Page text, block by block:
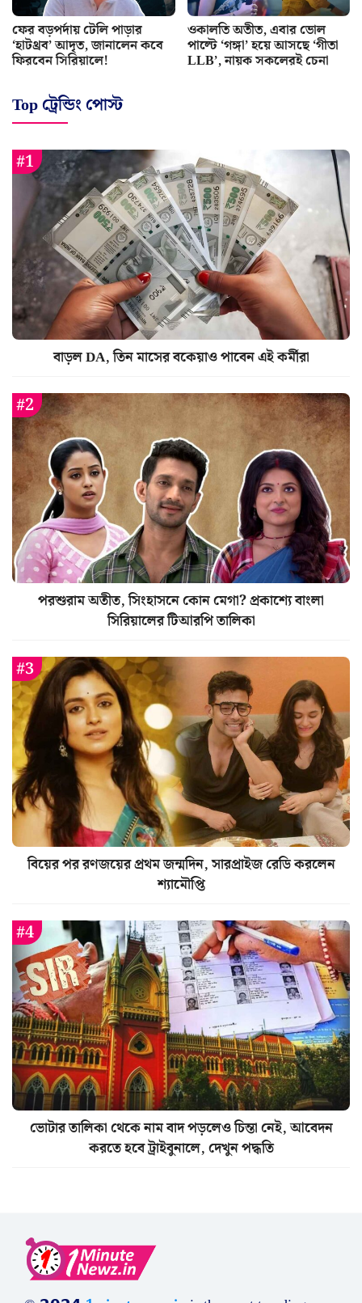
ফের বড়পর্দায় টেলি পাড়ার
‘হাটথ্রব’ আদৃত, জানালেন কবে
ফিরবেন সিরিয়ালে!
ওকালতি অতীত, এবার ভোল
পাল্টে ‘গঙ্গা’ হয়ে আসছে ‘গীতা
LLB’, নায়ক সকলেরই চেনা
Top ট্রেন্ডিং পোস্ট
বাড়ল DA, তিন মাসের বকেয়াও পাবেন এই কর্মীরা
পরশুরাম অতীত, সিংহাসনে কোন মেগা? প্রকাশ্যে বাংলা
সিরিয়ালের টিআরপি তালিকা
বিয়ের পর রণজয়ের প্রথম জন্মদিন, সারপ্রাইজ রেডি করলেন
শ্যামৌপ্তি
ভোটার তালিকা থেকে নাম বাদ পড়লেও চিন্তা নেই, আবেদন
করতে হবে ট্রাইবুনালে, দেখুন পদ্ধতি